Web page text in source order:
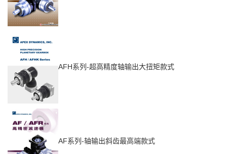
AFH系列-超高精度轴输出大扭矩款式
AF系列-轴输出斜齿最高端款式